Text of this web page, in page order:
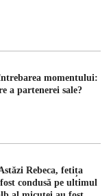
momentului:
a partenerei sale?
Rebeca, fetița
condusă pe ultimul